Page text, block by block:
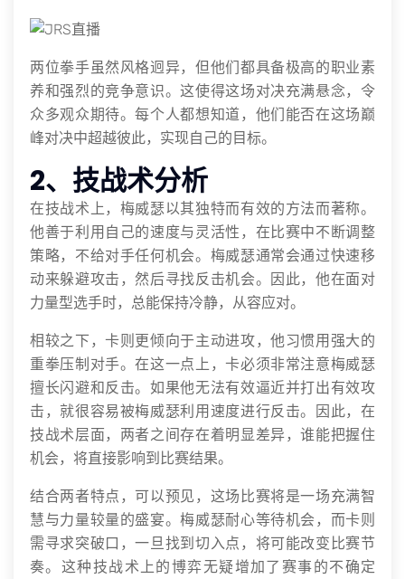
两位拳手虽然风格迥异，但他们都具备极高的职业素
养和强烈的竞争意识。这使得这场对决充满悬念，令
众多观众期待。每个人都想知道，他们能否在这场巅
峰对决中超越彼此，实现自己的目标。
2、技战术分析
在技战术上，梅威瑟以其独特而有效的方法而著称。
他善于利用自己的速度与灵活性，在比赛中不断调整
策略，不给对手任何机会。梅威瑟通常会通过快速移
动来躲避攻击，然后寻找反击机会。因此，他在面对
力量型选手时，总能保持冷静，从容应对。
相较之下，卡则更倾向于主动进攻，他习惯用强大的
重拳压制对手。在这一点上，卡必须非常注意梅威瑟
擅长闪避和反击。如果他无法有效逼近并打出有效攻
击，就很容易被梅威瑟利用速度进行反击。因此，在
技战术层面，两者之间存在着明显差异，谁能把握住
机会，将直接影响到比赛结果。
结合两者特点，可以预见，这场比赛将是一场充满智
慧与力量较量的盛宴。梅威瑟耐心等待机会，而卡则
需寻求突破口，一旦找到切入点，将可能改变比赛节
奏。这种技战术上的博弈无疑增加了赛事的不确定